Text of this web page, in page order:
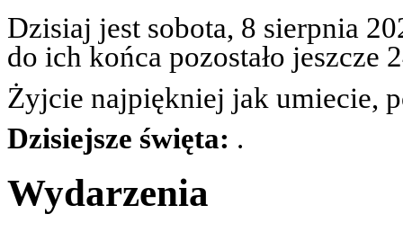
Dzisiaj jest sobota, 8 sierpnia
do ich końca pozostało jeszcze
Żyjcie najpiękniej jak umiecie,
Dzisiejsze święta: .
Wydarzenia